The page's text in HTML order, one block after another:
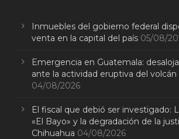
Inmuebles del gobierno federal
venta en la capital del país 05/08/
Emergencia en Guatemala:
ante la actividad eruptiva del
04/08/2026
El fiscal que debió ser investigado:
«El Bayo» y la degradación de la
Chihuahua 04/08/2026